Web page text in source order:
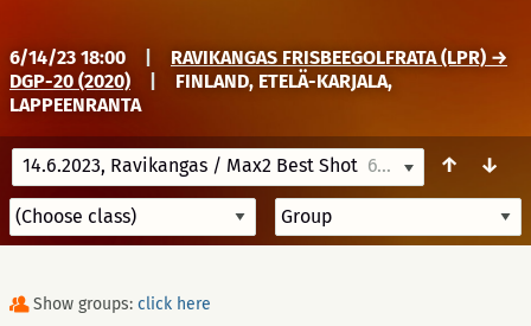
6/14/23 18:00
RAVIKANGAS FRISBEEGOLFRATA (LPR) →
DGP-20 (2020)
FINLAND, ETELÄ-KARJALA,
LAPPEENRANTA
14.6.2023, Ravikangas / Max2 Best Shot 6/14/23 18:00 ↑ ↓
Show groups: click here